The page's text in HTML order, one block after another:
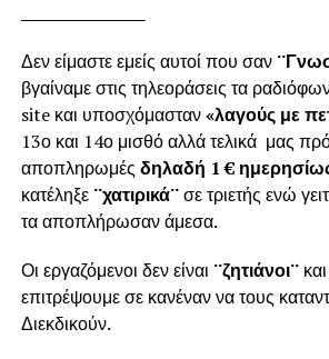
Δεν είμαστε εμείς αυτοί που σαν
βγαίναμε στις τηλεοράσεις τα
site και υποσχόμασταν«λαγούς με
13ο και 14ο μισθό αλλά τελικά μας
αποπληρωμές δηλαδή 1 €
κατέληξε ¨χατιρικά¨σε τριετής ενώ
τα αποπλήρωσαν άμεσα.
Οι εργαζόμενοι δεν είναι ¨ζητιάνοι¨
επιτρέψουμε σε κανέναν να τους
Διεκδικούν.